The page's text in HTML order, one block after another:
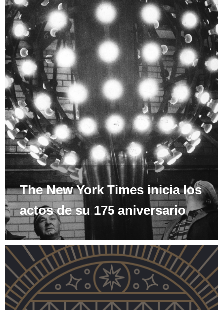
The New York Times inicia los
actos de su 175 aniversario